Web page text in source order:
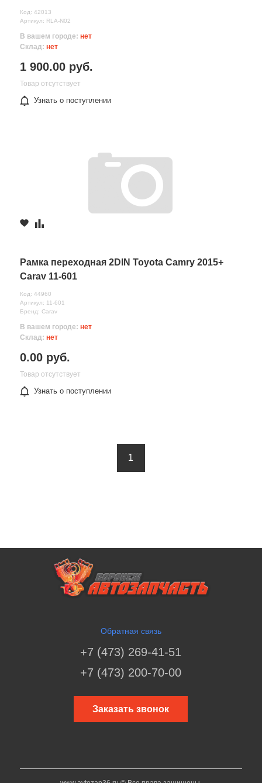
Код: 42013
Артикул: RLA-N02
В вашем городе: нет
Склад: нет
1 900.00 руб.
Товар отсутствует
Узнать о поступлении
Рамка переходная 2DIN Toyota Camry 2015+
Carav 11-601
Код: 44960
Артикул: 11-601
Бренд: Carav
В вашем городе: нет
Склад: нет
0.00 руб.
Товар отсутствует
Узнать о поступлении
1
Обратная связь
+7 (473) 269-41-51
+7 (473) 200-70-00
Заказать звонок